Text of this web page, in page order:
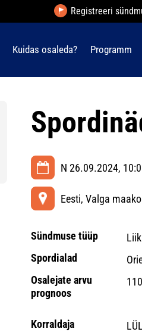
Registreeri
Kuidas osaleda? Programm
N 26.09.2024,
Eesti, Valga
Sündmuse tüüp
Spordialad
Osalejate arvu
prognoos
110
Korraldaja